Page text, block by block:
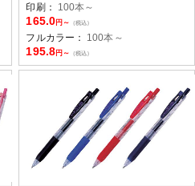
印刷： 100本～
165.0円～ （税込）
フルカラー： 100本～
195.8円～ （税込）